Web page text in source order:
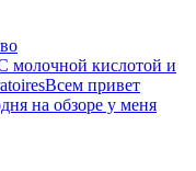
молочной кислотой и
привет
на обзоре у меня